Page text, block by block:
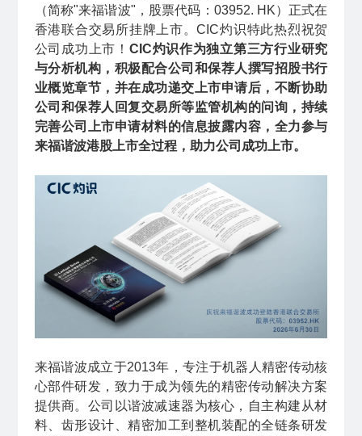
（简称"来福谐波"，股票代码：03952. HK）正式在
香港联合交易所挂牌上市。CIC灼识特此热烈祝贺
公司成功上市！ CIC灼识作为独立第三方行业研究
与分析机构，积极配合公司和保荐人撰写招股书行
业概览章节，并在成功递交上市申请后，不断协助
公司和保荐人回复交易所等监管机构的问询，持续
完善公司上市申请材料的信息披露内容，全力参与
来福谐波港股上市全过程，助力公司成功上市。
来福谐波成立于2013年，专注于机器人精密传动核
心部件研发，致力于成为领先的精密传动解决方案
提供商。公司以谐波减速器为核心，自主构建从材
料、齿形设计、精密加工到整机装配的全链条研发